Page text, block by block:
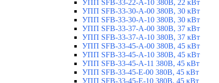
УПП SFB-33-22-A-10 380В, 22 кВт
УПП SFB-33-30-A-00 380В, 30 кВт
УПП SFB-33-30-A-10 380В, 30 кВт
УПП SFB-33-37-A-00 380В, 37 кВт
УПП SFB-33-37-A-10 380В, 37 кВт
УПП SFB-33-45-A-00 380В, 45 кВт
УПП SFB-33-45-A-10 380В, 45 кВт
УПП SFB-33-45-A-11 380В, 45 кВт
УПП SFB-33-45-E-00 380В, 45 кВт
УПП SFB-33-45-E-10 380В, 45 кВт